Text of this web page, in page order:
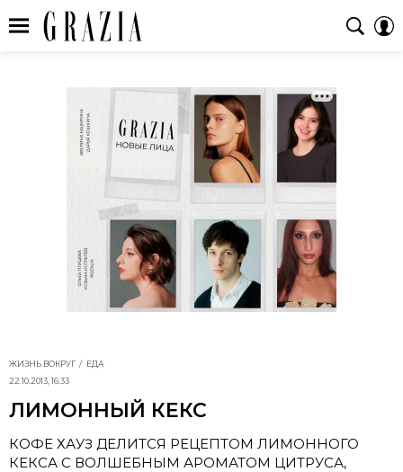
ЖИЗНЬ ВОКРУГ
ЕДА
22.10.2013, 16:33
ЛИМОННЫЙ КЕКС
КОФЕ ХАУЗ ДЕЛИТСЯ РЕЦЕПТОМ ЛИМОННОГО
КЕКСА С ВОЛШЕБНЫМ АРОМАТОМ ЦИТРУСА,